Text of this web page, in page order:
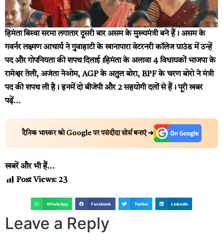
हिमंता बिस्वा सरमा लगातार दूसरी बार असम के मुख्यमंत्री बने हैं। असम के
गवर्नर लक्ष्मण आचार्य ने गुवाहाटी के खानापारा वेटरनरी कॉलेज ग्राउंड में उन्हें
पद और गोपनियता की शपथ दिलाई।हिमंता के अलावा 4 विधायकों भाजपा के
रामेश्वर तेली, अजंता नेओम, AGP के अतुल बोरा, BPF के चरण बोरो ने मंत्री
पद की शपथ ली है। इनमें दो बीजेपी और 2 सहयोगी दलों से हैं।पूरी खबर
पढ़ें…
दैनिक भास्कर को Google पर पसंदीदा सोर्स बनाएं ➔
खबरें और भी हैं…
Post Views: 23
WhatsApp Facebook Twitter LinkedIn
Leave a Reply